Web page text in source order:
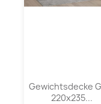
Gewichtsdecke
220x235...